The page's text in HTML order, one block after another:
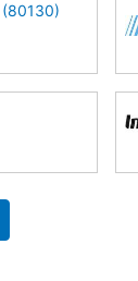
(80130)